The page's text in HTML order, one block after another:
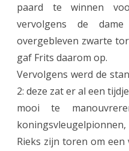
paard te winnen
vervolgens de
overgebleven zwarte
gaf Frits daarom op.
Vervolgens werd de
2: deze zat er al een
mooi te
Rieks zijn toren om